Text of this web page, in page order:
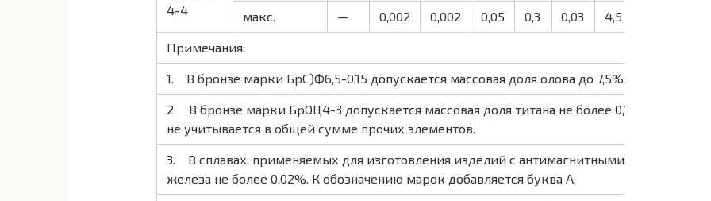
4-4
макс. — 0,002 0,002 0,05 0,3 0,03 4,5
Примечания:
1. В бронзе марки БрС)Ф6,5-0,15 допускается массовая доля олова до 7,5%.
2. В бронзе марки БрОЦ4-3 допускается массовая доля титана не более 0,12% за счет
не учитывается в общей сумме прочих элементов.
3. В сплавах, применяемых для изготовления изделий с антимагнитными свойствами,
железа не более 0,02%. К обозначению марок добавляется буква А.